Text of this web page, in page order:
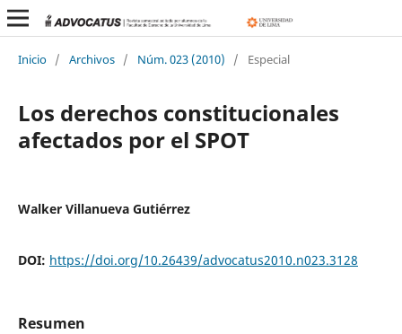
Inicio / Archivos / Núm. 023 (2010) / Especial
Los derechos constitucionales
afectados por el SPOT
Walker Villanueva Gutiérrez
DOI: https://doi.org/10.26439/advocatus2010.n023.3128
Resumen